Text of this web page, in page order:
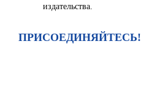
издательства.
ПРИСОЕДИНЯЙТЕСЬ!